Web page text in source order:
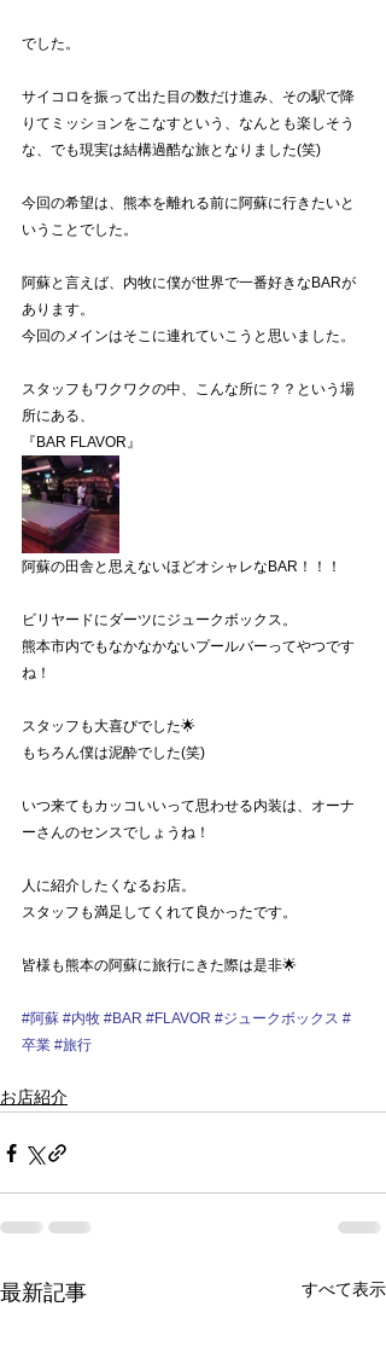
でした。
サイコロを振って出た目の数だけ進み、その駅で降
りてミッションをこなすという、なんとも楽しそう
な、でも現実は結構過酷な旅となりました(笑)
今回の希望は、熊本を離れる前に阿蘇に行きたいと
いうことでした。
阿蘇と言えば、内牧に僕が世界で一番好きなBARが
あります。
今回のメインはそこに連れていこうと思いました。
スタッフもワクワクの中、こんな所に？？という場
所にある、
『BAR FLAVOR』
阿蘇の田舎と思えないほどオシャレなBAR！！！
ビリヤードにダーツにジュークボックス。
熊本市内でもなかなかないプールバーってやつです
ね！
スタッフも大喜びでした🌟
もちろん僕は泥酔でした(笑)
いつ来てもカッコいいって思わせる内装は、オーナ
ーさんのセンスでしょうね！
人に紹介したくなるお店。
スタッフも満足してくれて良かったです。
皆様も熊本の阿蘇に旅行にきた際は是非🌟
#阿蘇 #内牧 #BAR #FLAVOR #ジュークボックス #
卒業 #旅行
お店紹介
最新記事 すべて表示